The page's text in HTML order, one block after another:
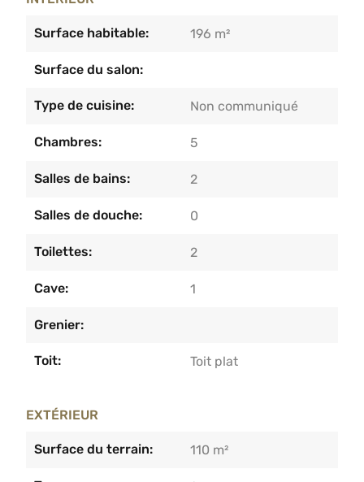
Surface habitable: 196 m²
Surface du salon:
Type de cuisine: Non communiqué
Chambres: 5
Salles de bains: 2
Salles de douche: 0
Toilettes: 2
Cave: 1
Grenier:
Toit: Toit plat
EXTÉRIEUR
Surface du terrain: 110 m²